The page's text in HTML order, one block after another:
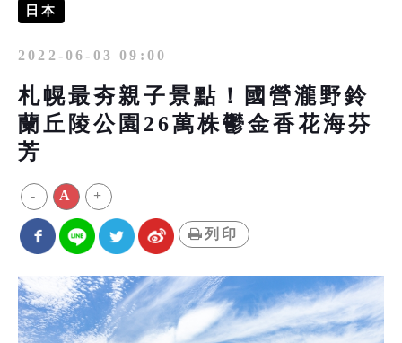
日本
2022-06-03 09:00
札幌最夯親子景點！國營瀧野鈴
蘭丘陵公園26萬株鬱金香花海芬
芳
- A +
列印